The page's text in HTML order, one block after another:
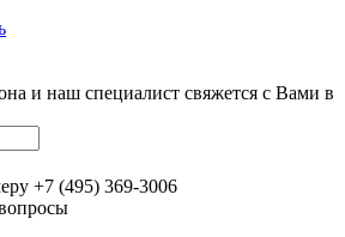
и наш специалист свяжется с Вами в
+7 (495) 369-3006